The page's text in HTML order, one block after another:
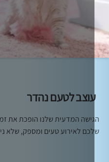
לטעם נהדר
המדעית שלנו הופכת את זמן
לאירוע טעים ומספק, שלא ניתן